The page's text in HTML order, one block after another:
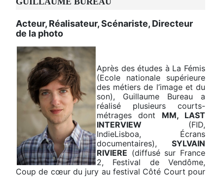
Acteur, Réalisateur, Scénariste, Directeur
de la photo
Après des études à La Fémis
(Ecole nationale supérieure
des métiers de l’image et du
son), Guillaume Bureau a
réalisé plusieurs courts-
métrages dont MM, LAST
INTERVIEW (FID,
IndieLisboa, Écrans
documentaires), SYLVAIN
RIVIERE (diffusé sur France
2, Fes­tival de Vendôme,
Coup de cœur du jury au festival Côté Court pour